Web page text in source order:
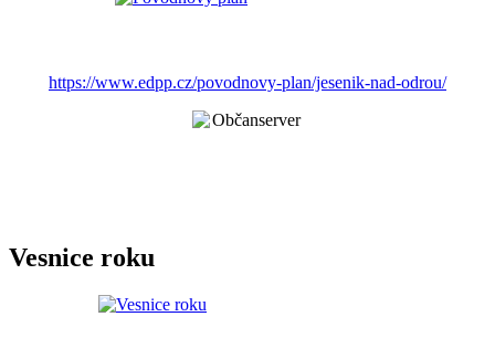
https://www.edpp.cz/povodnovy-plan/jesenik-nad-odrou/
Vesnice roku